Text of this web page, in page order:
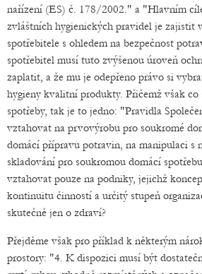
nařízení (ES) č. 178/2002." a "Hlavním
zvláštních hygienických pravidel je zajistit
spotřebitele s ohledem na bezpečnost
spotřebitel musí tuto zvýšenou úroveň
zaplatit, a že mu je odepřeno právo si
hygieny kvalitní produkty. Přičemž však co
spotřeby, tak je to jedno: "Pravidla
vztahovat na prvovýrobu pro soukromé
domácí přípravu potravin, na manipulaci s
skladování pro soukromou domácí
vztahovat pouze na podniky, jejichž
kontinuitu činností a určitý stupeň
skutečně jen o zdraví?
Přejděme však pro příklad k některým
prostory: "4. K dispozici musí být